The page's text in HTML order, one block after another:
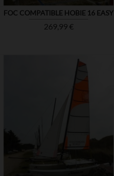
FOC COMPATIBLE HOBIE 16 EASY
Prix
269,99 €